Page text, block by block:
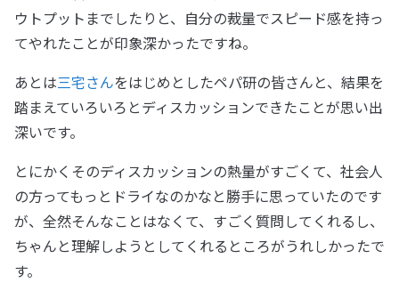
ウトプットまでしたりと、自分の裁量でスピード感を持っ
てやれたことが印象深かったですね。
あとは三宅さんをはじめとしたペパ研の皆さんと、結果を
踏まえていろいろとディスカッションできたことが思い出
深いです。
とにかくそのディスカッションの熱量がすごくて、社会人
の方ってもっとドライなのかなと勝手に思っていたのです
が、全然そんなことはなくて、すごく質問してくれるし、
ちゃんと理解しようとしてくれるところがうれしかったで
す。